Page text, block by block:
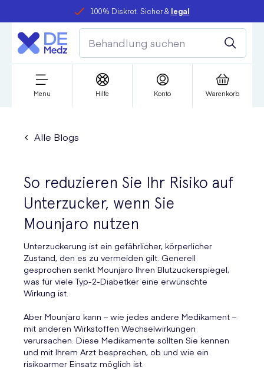
100% Diskret. Sicher & legal
Menu Hilfe Konto Warenkorb
Alle Blogs
So reduzieren Sie Ihr Risiko auf
Unterzucker, wenn Sie
Mounjaro nutzen
Unterzuckerung ist ein gefährlicher, körperlicher
Zustand, den es zu vermeiden gilt. Generell
gesprochen senkt Mounjaro Ihren Blutzuckerspiegel,
was für viele Typ-2-Diabetker eine erwünschte
Wirkung ist.
Aber Mounjaro kann – wie jedes andere Medikament –
mit anderen Wirkstoffen Wechselwirkungen
verursachen. Diese Medikamente sollten Sie kennen
und mit Ihrem Arzt besprechen, ob und wie ein
risikoarmer Einsatz möglich ist.